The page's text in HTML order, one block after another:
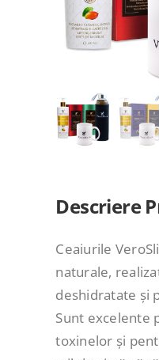
Descriere
Ceaiurile
naturale,
deshidratate și
Sunt excelente
toxinelor și